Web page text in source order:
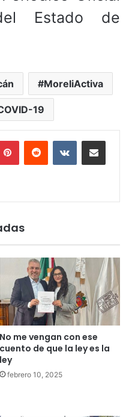
Estado de
MoreliActiva
19
PinterestReddit VKontakteCompartir por
No me vengan con ese
cuento de que la ley es la
ley
febrero 10, 2025